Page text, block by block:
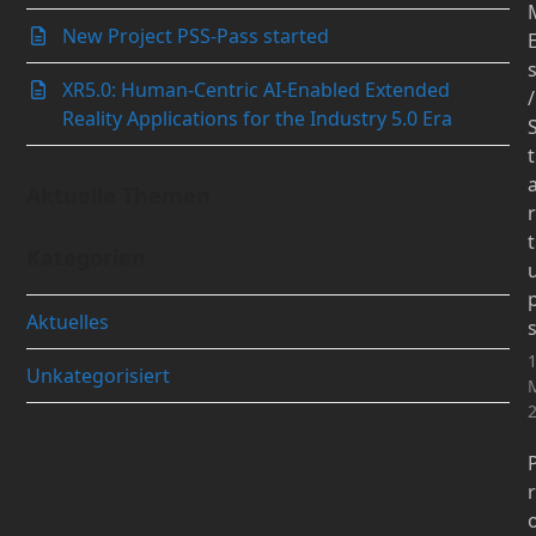
New Project PSS-Pass started
XR5.0: Human-Centric AI-Enabled Extended
Reality Applications for the Industry 5.0 Era
Aktuelles
Unkategorisiert
s
/
t
r
t
s
r